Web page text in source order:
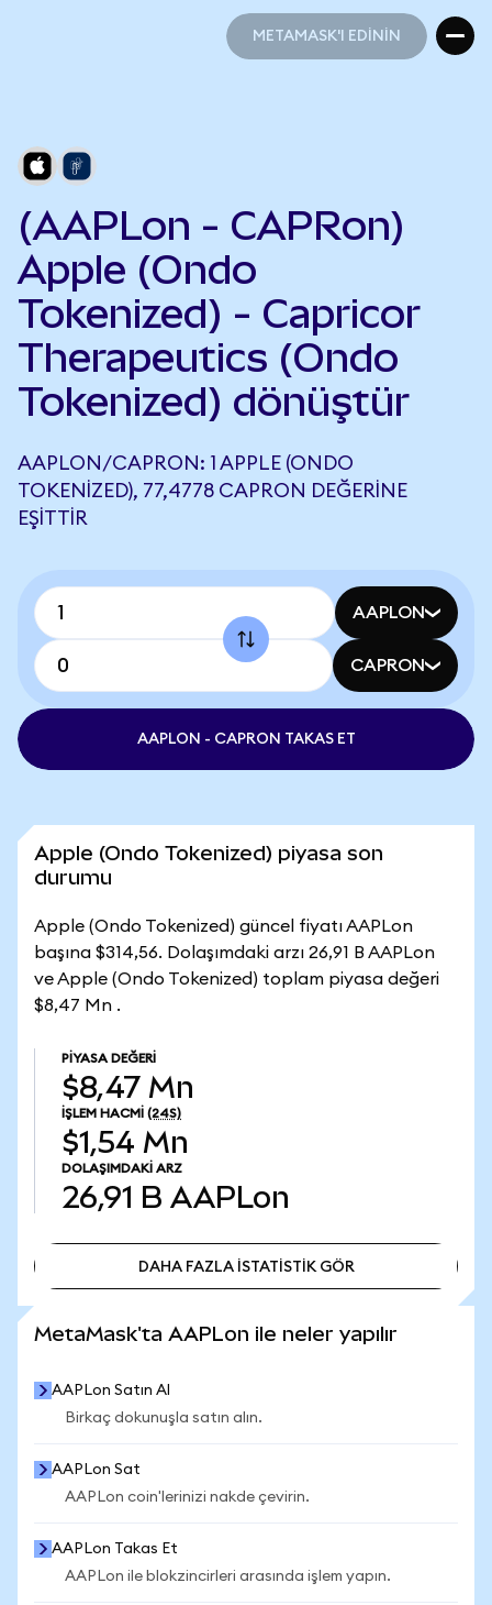
METAMASK'I EDİNİN
(AAPLon - CAPRon)
Apple (Ondo
Tokenized) - Capricor
Therapeutics (Ondo
Tokenized) dönüştür
AAPLON/CAPRON: 1 APPLE (ONDO
TOKENIZED), 77,4778 CAPRON DEĞERINE
EŞITTIR
AAPLON
CAPRON
AAPLON - CAPRON TAKAS ET
Apple (Ondo Tokenized) piyasa son
durumu
Apple (Ondo Tokenized) güncel fiyatı AAPLon
başına $314,56. Dolaşımdaki arzı 26,91 B AAPLon
ve Apple (Ondo Tokenized) toplam piyasa değeri
$8,47 Mn .
PIYASA DEĞERI
$8,47 Mn
İŞLEM HACMI (24S)
$1,54 Mn
DOLAŞIMDAKI ARZ
26,91 B AAPLon
DAHA FAZLA İSTATİSTİK GÖR
MetaMask'ta AAPLon ile neler yapılır
AAPLon Satın Al
Birkaç dokunuşla satın alın.
AAPLon Sat
AAPLon coin'lerinizi nakde çevirin.
AAPLon Takas Et
AAPLon ile blokzincirleri arasında işlem yapın.